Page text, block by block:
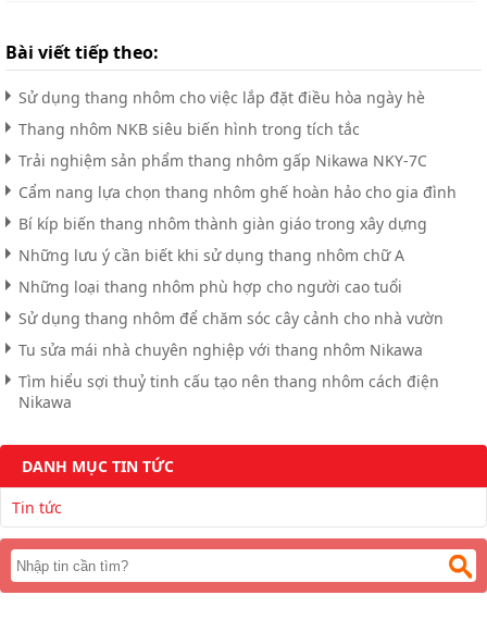
Bài viết tiếp theo:
Sử dụng thang nhôm cho việc lắp đặt điều hòa ngày hè
Thang nhôm NKB siêu biến hình trong tích tắc
Trải nghiệm sản phẩm thang nhôm gấp Nikawa NKY-7C
Cẩm nang lựa chọn thang nhôm ghế hoàn hảo cho gia đình
Bí kíp biến thang nhôm thành giàn giáo trong xây dựng
Những lưu ý cần biết khi sử dụng thang nhôm chữ A
Những loại thang nhôm phù hợp cho người cao tuổi
Sử dụng thang nhôm để chăm sóc cây cảnh cho nhà vườn
Tu sửa mái nhà chuyên nghiệp với thang nhôm Nikawa
Tìm hiểu sợi thuỷ tinh cấu tạo nên thang nhôm cách điện
Nikawa
DANH MỤC TIN TỨC
Tin tức